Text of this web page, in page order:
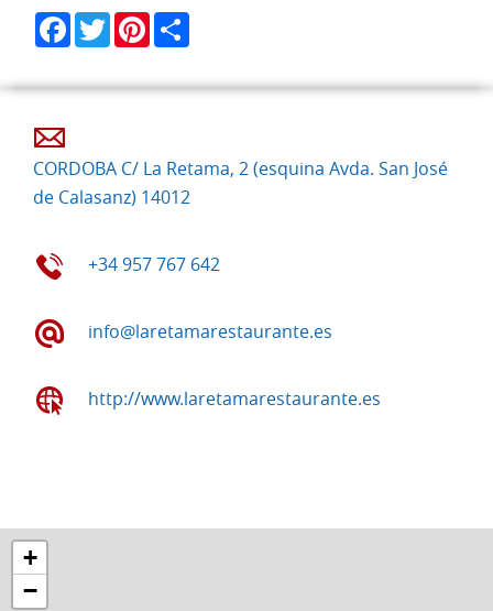
Facebook
TwitterPinterest
CORDOBA C/ La Retama, 2 (esquina Avda. San José
de Calasanz) 14012
+34 957 767 642
info@laretamarestaurante.es
http://www.laretamarestaurante.es
+
−